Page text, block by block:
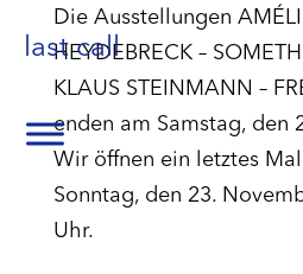
last call
Die Ausstellungen
HEYDEBRECK –
KLAUS STEINMANN –
enden am Samstag, den
Wir öffnen ein letztes
Sonntag, den 23.
Uhr.